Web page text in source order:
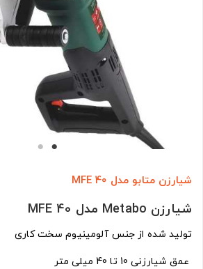
شیارزن متابو مدل MFE 40
شیارزن Metabo مدل MFE 40
تولید شده از جنس آلومینیوم سخت کاری
عمق شیارزنی 10 تا 40 میلی متر